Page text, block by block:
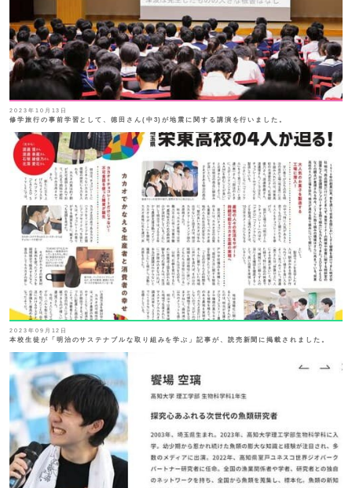
2023年10月13日
修学旅行の事前学習として、徳田さん(中3)が地震に関する講演を行いました。
2023年09月12日
本校生徒が「明治のサステナブルな取り組みを学ぶ」記事が、読売新聞に掲載されました。